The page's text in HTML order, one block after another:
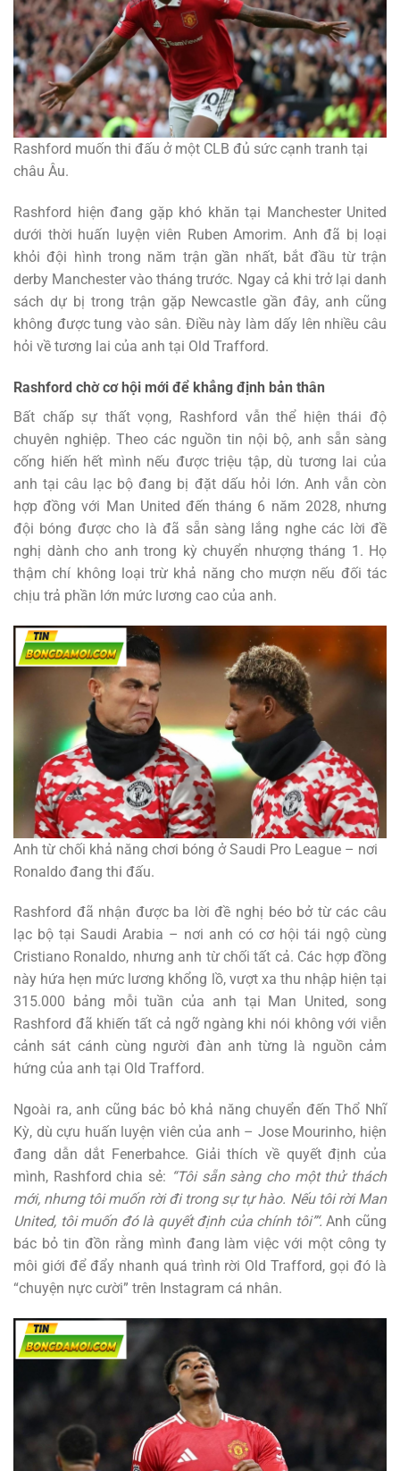
Rashford muốn thi đấu ở một CLB đủ sức cạnh tranh tại
châu Âu.
Rashford hiện đang gặp khó khăn tại Manchester United
dưới thời huấn luyện viên Ruben Amorim. Anh đã bị loại
khỏi đội hình trong năm trận gần nhất, bắt đầu từ trận
derby Manchester vào tháng trước. Ngay cả khi trở lại danh
sách dự bị trong trận gặp Newcastle gần đây, anh cũng
không được tung vào sân. Điều này làm dấy lên nhiều câu
hỏi về tương lai của anh tại Old Trafford.
Rashford chờ cơ hội mới để khẳng định bản thân
Bất chấp sự thất vọng, Rashford vẫn thể hiện thái độ
chuyên nghiệp. Theo các nguồn tin nội bộ, anh sẵn sàng
cống hiến hết mình nếu được triệu tập, dù tương lai của
anh tại câu lạc bộ đang bị đặt dấu hỏi lớn. Anh vẫn còn
hợp đồng với Man United đến tháng 6 năm 2028, nhưng
đội bóng được cho là đã sẵn sàng lắng nghe các lời đề
nghị dành cho anh trong kỳ chuyển nhượng tháng 1. Họ
thậm chí không loại trừ khả năng cho mượn nếu đối tác
chịu trả phần lớn mức lương cao của anh.
Anh từ chối khả năng chơi bóng ở Saudi Pro League – nơi
Ronaldo đang thi đấu.
Rashford đã nhận được ba lời đề nghị béo bở từ các câu
lạc bộ tại Saudi Arabia – nơi anh có cơ hội tái ngộ cùng
Cristiano Ronaldo, nhưng anh từ chối tất cả. Các hợp đồng
này hứa hẹn mức lương khổng lồ, vượt xa thu nhập hiện tại
315.000 bảng mỗi tuần của anh tại Man United, song
Rashford đã khiến tất cả ngỡ ngàng khi nói không với viễn
cảnh sát cánh cùng người đàn anh từng là nguồn cảm
hứng của anh tại Old Trafford.
Ngoài ra, anh cũng bác bỏ khả năng chuyển đến Thổ Nhĩ
Kỳ, dù cựu huấn luyện viên của anh – Jose Mourinho, hiện
đang dẫn dắt Fenerbahce. Giải thích về quyết định của
mình, Rashford chia sẻ: “Tôi sẵn sàng cho một thử thách
mới, nhưng tôi muốn rời đi trong sự tự hào. Nếu tôi rời Man
United, tôi muốn đó là quyết định của chính tôi”‘. Anh cũng
bác bỏ tin đồn rằng mình đang làm việc với một công ty
môi giới để đẩy nhanh quá trình rời Old Trafford, gọi đó là
“chuyện nực cười” trên Instagram cá nhân.